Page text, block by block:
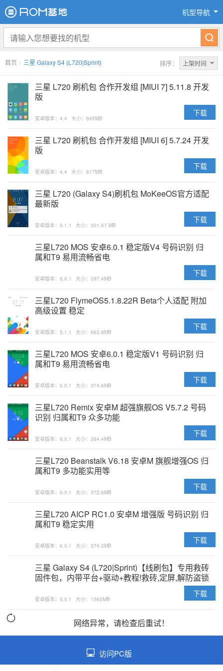
机型导航
首页 > 三星 Galaxy S4 (L720|Sprint) 排序： 上架时间
三星 L720 刷机包 合作开发组 [MIUI 7] 5.11.8 开发
版
安卓版本：4.4 大小：845MB
下载
三星 L720 刷机包 合作开发组 [MIUI 6] 5.7.24 开发
版
安卓版本：4.4 大小：817MB
下载
三星 L720 (Galaxy S4)刷机包 MoKeeOS官方适配
最新版
安卓版本：5.1.1 大小：301.57 MB
下载
三星L720 MOS 安卓6.0.1 稳定版V4 号码识别 归
属和T9 易用流畅省电
安卓版本：6.0.1 大小：397.4MB
下载
三星L720 FlymeOS5.1.8.22R Beta个人适配 附加
高级设置 稳定
安卓版本：5.1.1 大小：663.8MB
下载
三星L720 MOS 安卓6.0.1 稳定版V1 号码识别 归
属和T9 易用流畅省电
安卓版本：6.0.1 大小：374.6MB
下载
三星L720 Remix 安卓M 超强旗舰OS V5.7.2 号码
识别 归属和T9 众多功能
安卓版本：6.0.1 大小：384.4MB
下载
三星L720 Beanstalk V6.18 安卓M 旗舰增强OS 归
属和T9 多功能实用等
安卓版本：6.0.1 大小：372.6MB
下载
三星L720 AICP RC1.0 安卓M 增强版 号码识别 归
属和T9 稳定实用
安卓版本：6.0.1 大小：374.2MB
下载
三星 Galaxy S4 (L720|Sprint)【线刷包】专用救砖
固件包，内带平台+驱动+教程!救砖,定屏,解防盗锁
安卓版本：5.0.1 大小：1560MB
下载
网络异常，请检查后重试！
访问PC版